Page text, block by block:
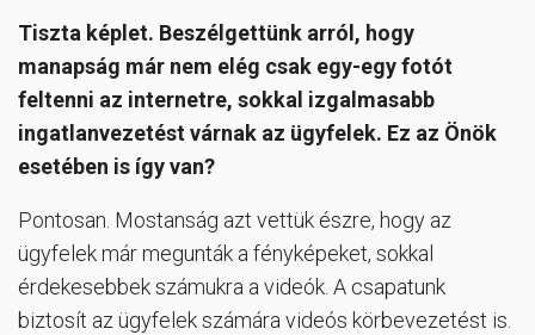
Tiszta képlet. Beszélgettünk arról, hogy
manapság már nem elég csak egy-egy fotót
feltenni az internetre, sokkal izgalmasabb
ingatlanvezetést várnak az ügyfelek. Ez az Önök
esetében is így van?
Pontosan. Mostanság azt vettük észre, hogy az
ügyfelek már megunták a fényképeket, sokkal
érdekesebbek számukra a videók. A csapatunk
biztosít az ügyfelek számára videós körbevezetést is.